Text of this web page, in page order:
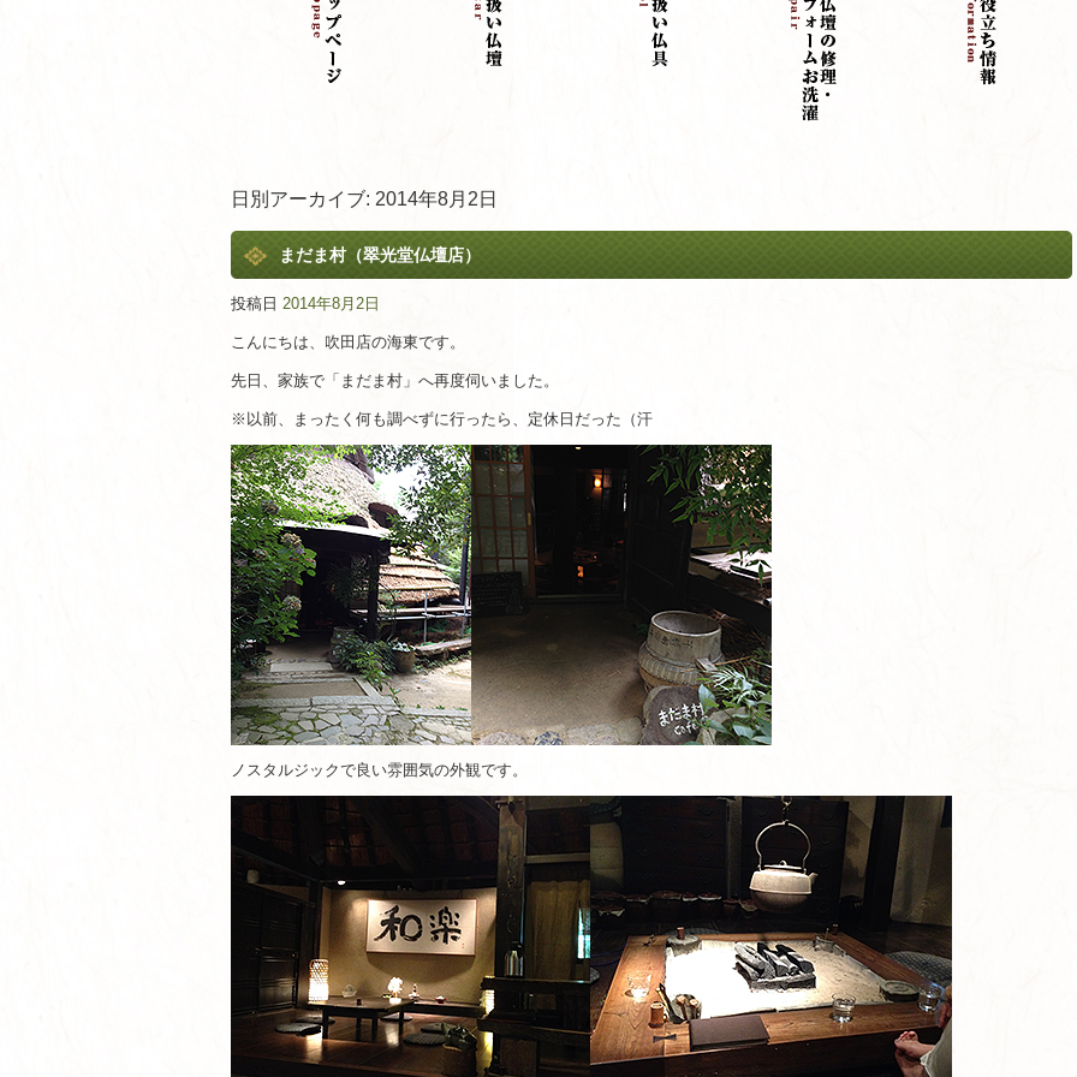
日別アーカイブ: 2014年8月2日
まだま村（翠光堂仏壇店）
投稿日 2014年8月2日
こんにちは、吹田店の海東です。
先日、家族で「まだま村」へ再度伺いました。
※以前、まったく何も調べずに行ったら、定休日だった（汗
ノスタルジックで良い雰囲気の外観です。